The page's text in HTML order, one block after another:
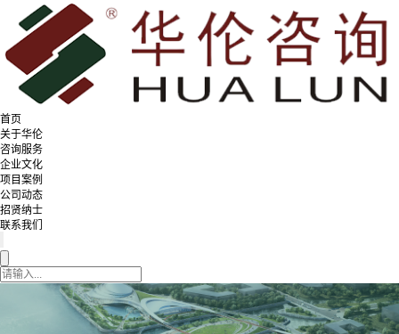
首页
关于华伦
咨询服务
企业文化
项目案例
公司动态
招贤纳士
联系我们